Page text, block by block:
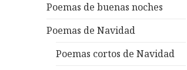
Poemas de buenas noches
Poemas de Navidad
Poemas cortos de Navidad